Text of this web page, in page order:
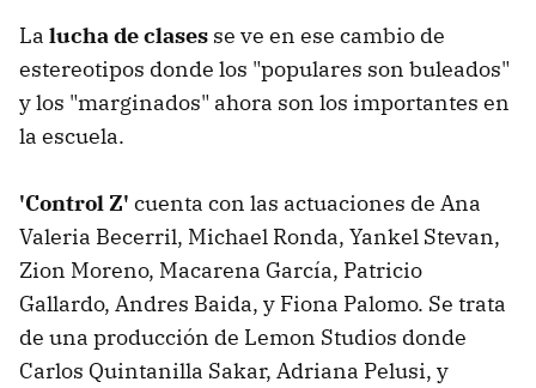
La lucha de clases se ve en ese cambio de
estereotipos donde los "populares son buleados"
y los "marginados" ahora son los importantes en
la escuela.
'Control Z' cuenta con las actuaciones de Ana
Valeria Becerril, Michael Ronda, Yankel Stevan,
Zion Moreno, Macarena García, Patricio
Gallardo, Andres Baida, y Fiona Palomo. Se trata
de una producción de Lemon Studios donde
Carlos Quintanilla Sakar, Adriana Pelusi, y